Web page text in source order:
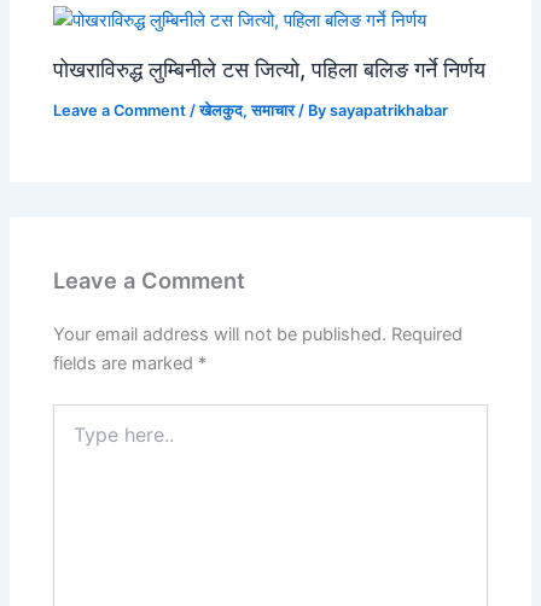
पोखराविरुद्ध लुम्बिनीले टस जित्यो, पहिला बलिङ गर्ने निर्णय
Leave a Comment /खेलकुद,समाचार/ Bysayapatrikhabar
Leave a Comment
Your email address will not be published. Required
fields are marked *
here..